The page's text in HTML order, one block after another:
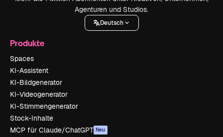
Agenturen und Studios.
Deutsch
Produkte
Spaces
KI-Assistent
KI-Bildgenerator
KI-Videogenerator
KI-Stimmengenerator
Stock-Inhalte
MCP für Claude/ChatGPT Neu